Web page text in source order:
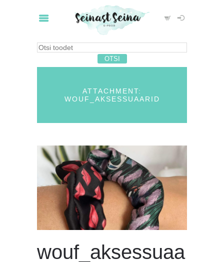
ATTACHMENT:
WOUF_AKSESSUAARID
wouf_aksessuaa